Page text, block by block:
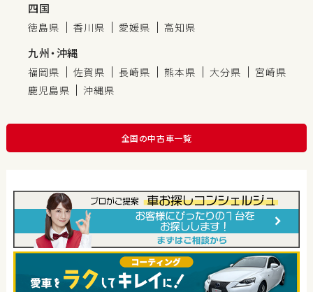
四国
徳島県 香川県 愛媛県 高知県
九州・沖縄
福岡県 佐賀県 長崎県 熊本県 大分県
宮崎県
鹿児島県
沖縄県
全国の中古車一覧